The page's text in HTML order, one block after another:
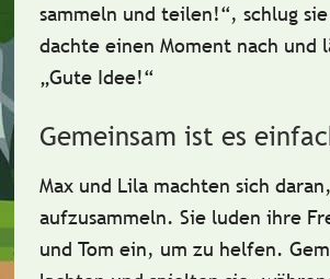
sammeln und teilen!“, schlug
dachte einen Moment nach und
„Gute Idee!“
Gemeinsam ist es
Max und Lila machten sich
aufzusammeln. Sie luden ihre
und Tom ein, um zu helfen.